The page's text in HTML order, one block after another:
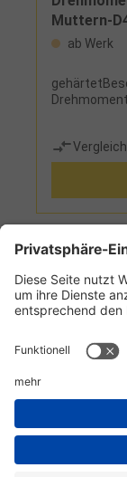
Muttern-
ab Werk
1
Informationen
Kundenservice